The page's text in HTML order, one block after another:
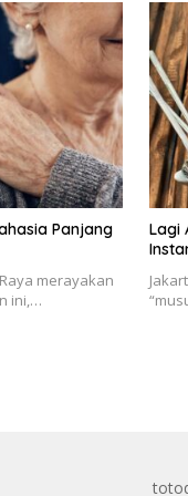
Panjang
merayakan
ini,…
Lagi